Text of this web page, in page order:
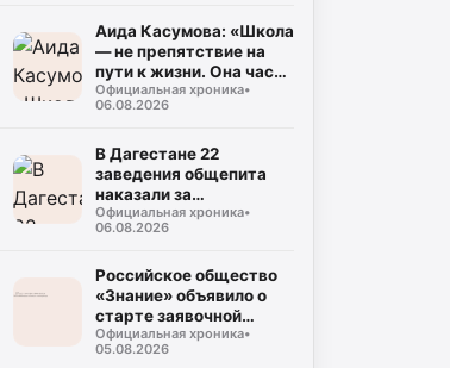
Аида Касумова: «Школа
— не препятствие на
пути к жизни. Она часть
подготовки к этой
жизни»
Официальная хроника•
06.08.2026
В Дагестане 22
заведения общепита
наказали за
использование мясо-
молочной продукции
Официальная хроника•
06.08.2026
Российское общество
«Знание» объявило о
старте заявочной
кампании на соискание
Просветительской
Официальная хроника•
05.08.2026